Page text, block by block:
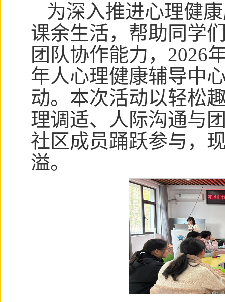
为深入推进心理健
课余生活，帮助同学
团队协作能力，2026
年人心理健康辅导中
动。本次活动以轻松
理调适、人际沟通与
社区成员踊跃参与，
溢。